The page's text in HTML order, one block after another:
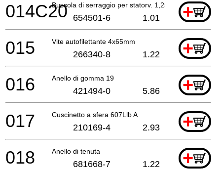
Bussola di serraggio per statorv. 1,25mm +
014C20 654501-6 1.01
Vite autofilettante 4x65mm +
015 266340-8 1.22
Anello di gomma 19 +
016 421494-0 5.86
Cuscinetto a sfera 607Llb A +
017 210169-4 2.93
Anello di tenuta +
018 681668-7 1.22